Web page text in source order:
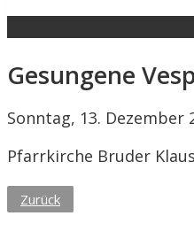
Gesungene
Sonntag, 13. Dezember
Pfarrkirche Bruder
Zurück